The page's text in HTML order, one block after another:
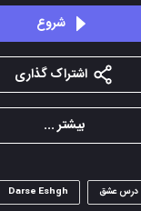
شروع
اشتراک گذاری
بیشتر ...
درس عشق Darse Eshgh